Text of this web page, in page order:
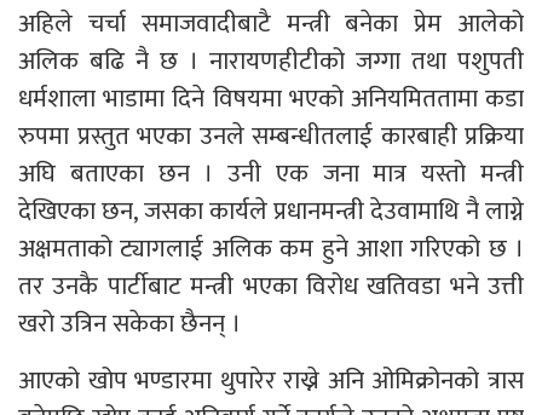
अहिले चर्चा समाजवादीबाटै मन्त्री बनेका प्रेम आलेको
अलिक बढि नै छ । नारायणहीटीको जग्गा तथा पशुपती
धर्मशाला भाडामा दिने विषयमा भएको अनियमिततामा कडा
रुपमा प्रस्तुत भएका उनले सम्बन्धीतलाई कारबाही प्रक्रिया
अघि बताएका छन । उनी एक जना मात्र यस्तो मन्त्री
देखिएका छन, जसका कार्यले प्रधानमन्त्री देउवामाथि नै लाग्ने
अक्षमताको ट्यागलाई अलिक कम हुने आशा गरिएको छ ।
तर उनकै पार्टीबाट मन्त्री भएका विरोध खतिवडा भने उत्ती
खरो उत्रिन सकेका छैनन् ।
आएको खोप भण्डारमा थुपारेर राख्ने अनि ओमिक्रोनको त्रास